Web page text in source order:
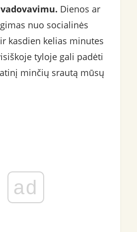
Dienos ar
nuo socialinės
kasdien kelias minutes
tyloje gali padėti
minčių srautą mūsų
ad